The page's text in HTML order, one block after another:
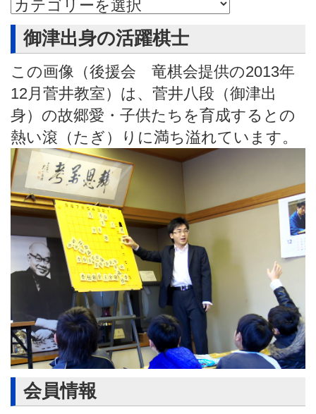
御津出身の活躍棋士
この画像（後援会 竜棋会提供の2013年
12月菅井教室）は、菅井八段（御津出
身）の故郷愛・子供たちを育成するとの
熱い滾（たぎ）りに満ち溢れています。
会員情報